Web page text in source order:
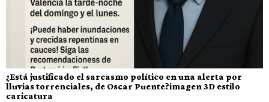
¿Está justificado el sarcasmo político en una alerta por
lluvias torrenciales, de Oscar Puente?imagen 3D estilo
caricatura